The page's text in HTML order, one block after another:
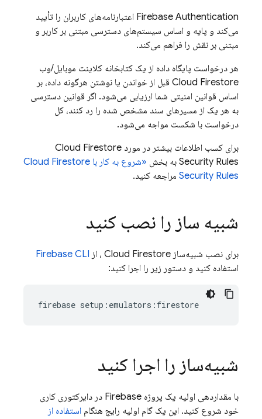
Firebase Authentication اعتبارنامه‌های کاربران را تأیید
می‌کند و پایه و اساس سیستم‌های دسترسی مبتنی بر کاربر و
مبتنی بر نقش را فراهم می‌کند.
هر درخواست پایگاه داده از یک کتابخانه کلاینت موبایل/وب
Cloud Firestore قبل از خواندن یا نوشتن هرگونه داده، بر
اساس قوانین امنیتی شما ارزیابی می‌شود. اگر قوانین دسترسی
به هر یک از مسیرهای سند مشخص شده را رد کنند، کل
درخواست با شکست مواجه می‌شود.
برای کسب اطلاعات بیشتر در مورد Cloud Firestore
Security Rules به بخش «شروع به کار با Cloud Firestore
Security Rules مراجعه کنید.
شبیه ساز را نصب کنید
برای نصب شبیه‌ساز Cloud Firestore ، از Firebase CLI
استفاده کنید و دستور زیر را اجرا کنید:
firebase setup:emulators:firestore
شبیه‌ساز را اجرا کنید
با مقداردهی اولیه یک پروژه Firebase در دایرکتوری کاری
خود شروع کنید. این یک گام اولیه رایج هنگام استفاده از